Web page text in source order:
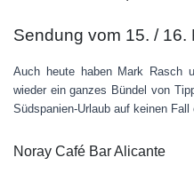
Sendung vom 15. / 16.
Auch heute haben Mark Rasch
wieder ein ganzes Bündel von
Südspanien-Urlaub auf keinen Fall
Noray Café Bar Alicante